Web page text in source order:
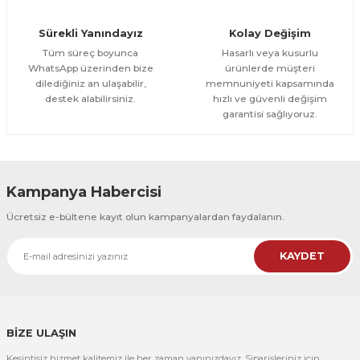
300,00 TL %25
CeSht
CeSht
Pembe Fonlu Good Things Are Coming Yazılı Tek Parça Ahşap Çerçeveli
500,00 TL
Sürekli Yanındayız
Tüm süreç boyunca
WhatsApp üzerinden bize
dilediğiniz an ulaşabilir,
destek alabilirsiniz.
Kolay Değişim
Hasarlı veya kusurlu
ürünlerde müşteri
memnuniyeti kapsamında
hızlı ve güvenli değişim
garantisi sağlıyoruz.
Kampanya Habercisi
Ücretsiz e-bültene kayıt olun kampanyalardan faydalanın.
KAYDET
BİZE ULAŞIN